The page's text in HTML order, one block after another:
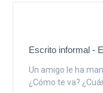
Escrito informal -
Un amigo le ha
¿Cómo te va?